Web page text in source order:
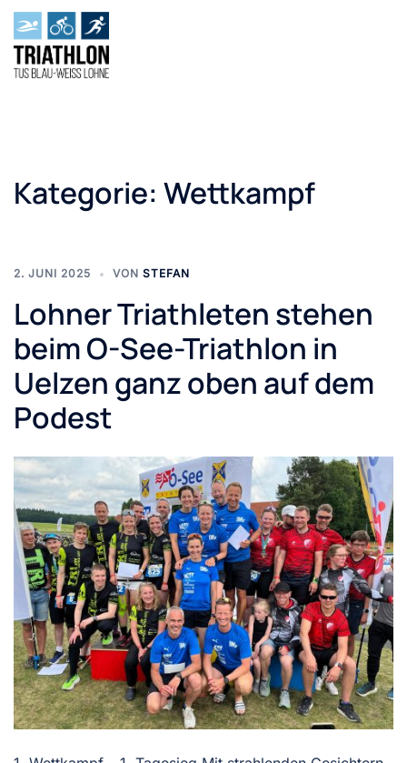
Zum
Inhalt
springen
Kategorie: Wettkampf
2. JUNI 2025 VON STEFAN
Lohner Triathleten stehen
beim O-See-Triathlon in
Uelzen ganz oben auf dem
Podest